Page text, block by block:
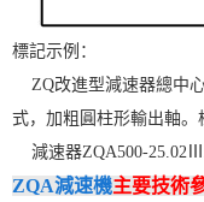
標記示例：
ZQ改進型減速器總中心
式，加粗圓柱形輸出軸。
減速器ZQA500-
ZQA減速機主要技術